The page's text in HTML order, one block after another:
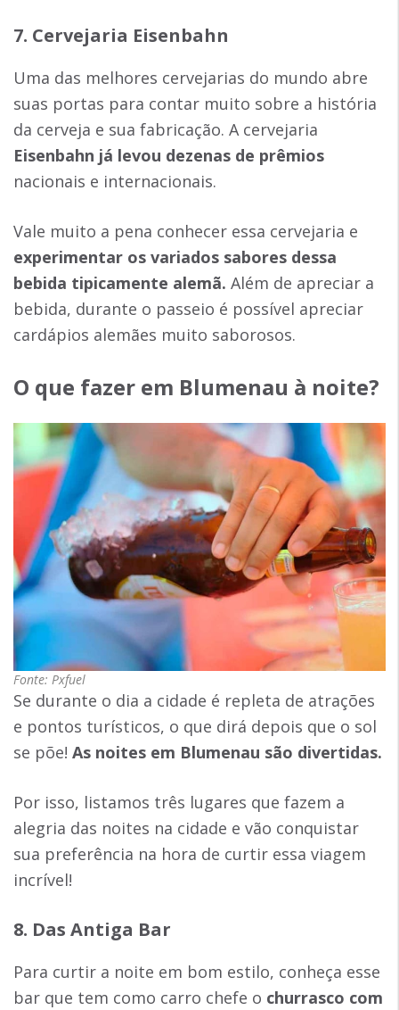
7. Cervejaria Eisenbahn
Uma das melhores cervejarias do mundo abre
suas portas para contar muito sobre a história
da cerveja e sua fabricação. A cervejaria
Eisenbahn já levou dezenas de prêmios
nacionais e internacionais.
Vale muito a pena conhecer essa cervejaria e
experimentar os variados sabores dessa
bebida tipicamente alemã. Além de apreciar a
bebida, durante o passeio é possível apreciar
cardápios alemães muito saborosos.
O que fazer em Blumenau à noite?
Fonte: Pxfuel
Se durante o dia a cidade é repleta de atrações
e pontos turísticos, o que dirá depois que o sol
se põe! As noites em Blumenau são divertidas.
Por isso, listamos três lugares que fazem a
alegria das noites na cidade e vão conquistar
sua preferência na hora de curtir essa viagem
incrível!
8. Das Antiga Bar
Para curtir a noite em bom estilo, conheça esse
bar que tem como carro chefe o churrasco com